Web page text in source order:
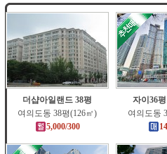
더샵아일랜드 38평
여의도동 38평(126㎡)
5,000/300
자이36
여의도동